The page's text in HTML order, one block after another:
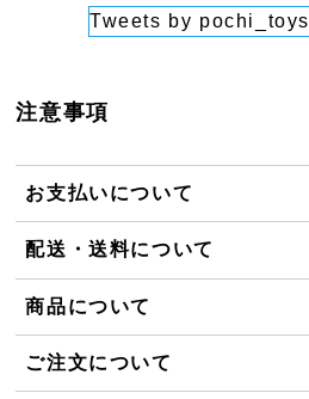
Tweets by pochi_toys
注意事項
お支払いについて
配送・送料について
商品について
ご注文について